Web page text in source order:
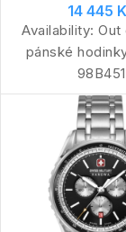
14 445
Availability:
pánské
98B451